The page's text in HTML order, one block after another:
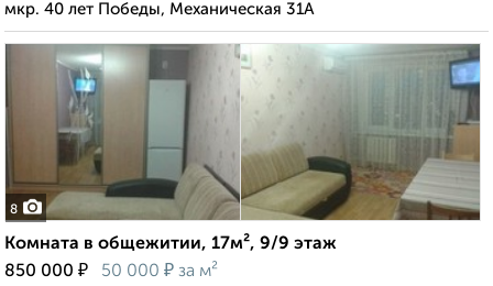
мкр. 40 лет Победы, Механическая 31А
8
Комната в общежитии, 17м², 9/9 этаж
850 000 ₽ 50 000 ₽ за м²